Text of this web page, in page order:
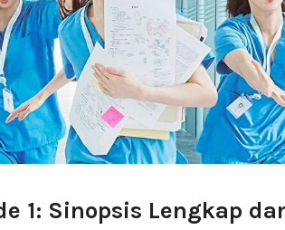
1: Sinopsis Lengkap